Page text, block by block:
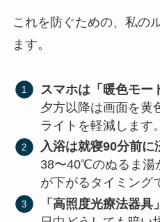
これを防ぐための、私の
ます。
スマホは「暖色モー
夕方以降は画面を黄
ライトを軽減します。
入浴は就寝90分前に
38〜40℃のぬるま湯
が下がるタイミング
「高照度光療法器具